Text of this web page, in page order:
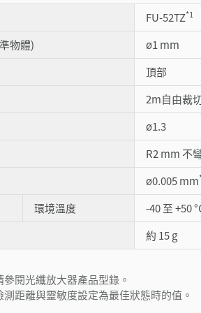
FU-52TZ*1
物體)
ø1 mm
頂部
2m自由裁
ø1.3
R2 mm 不
ø0.005 mm
環境溫度
-40 至 +50
約 15 g
閱光纖放大器產品型錄。
距離與靈敏度設定為最佳狀態時的值。